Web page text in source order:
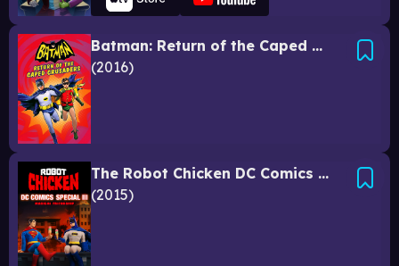
Batman: Return of the Caped Crusaders
2016
The Robot Chicken DC Comics Special III: Magical Friendship
2015